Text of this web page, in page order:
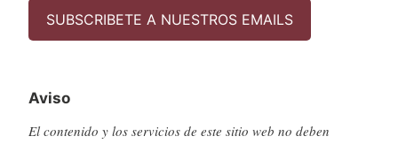
SUBSCRIBETE A NUESTROS EMAILS
Aviso
El contenido y los servicios de este sitio web no deben